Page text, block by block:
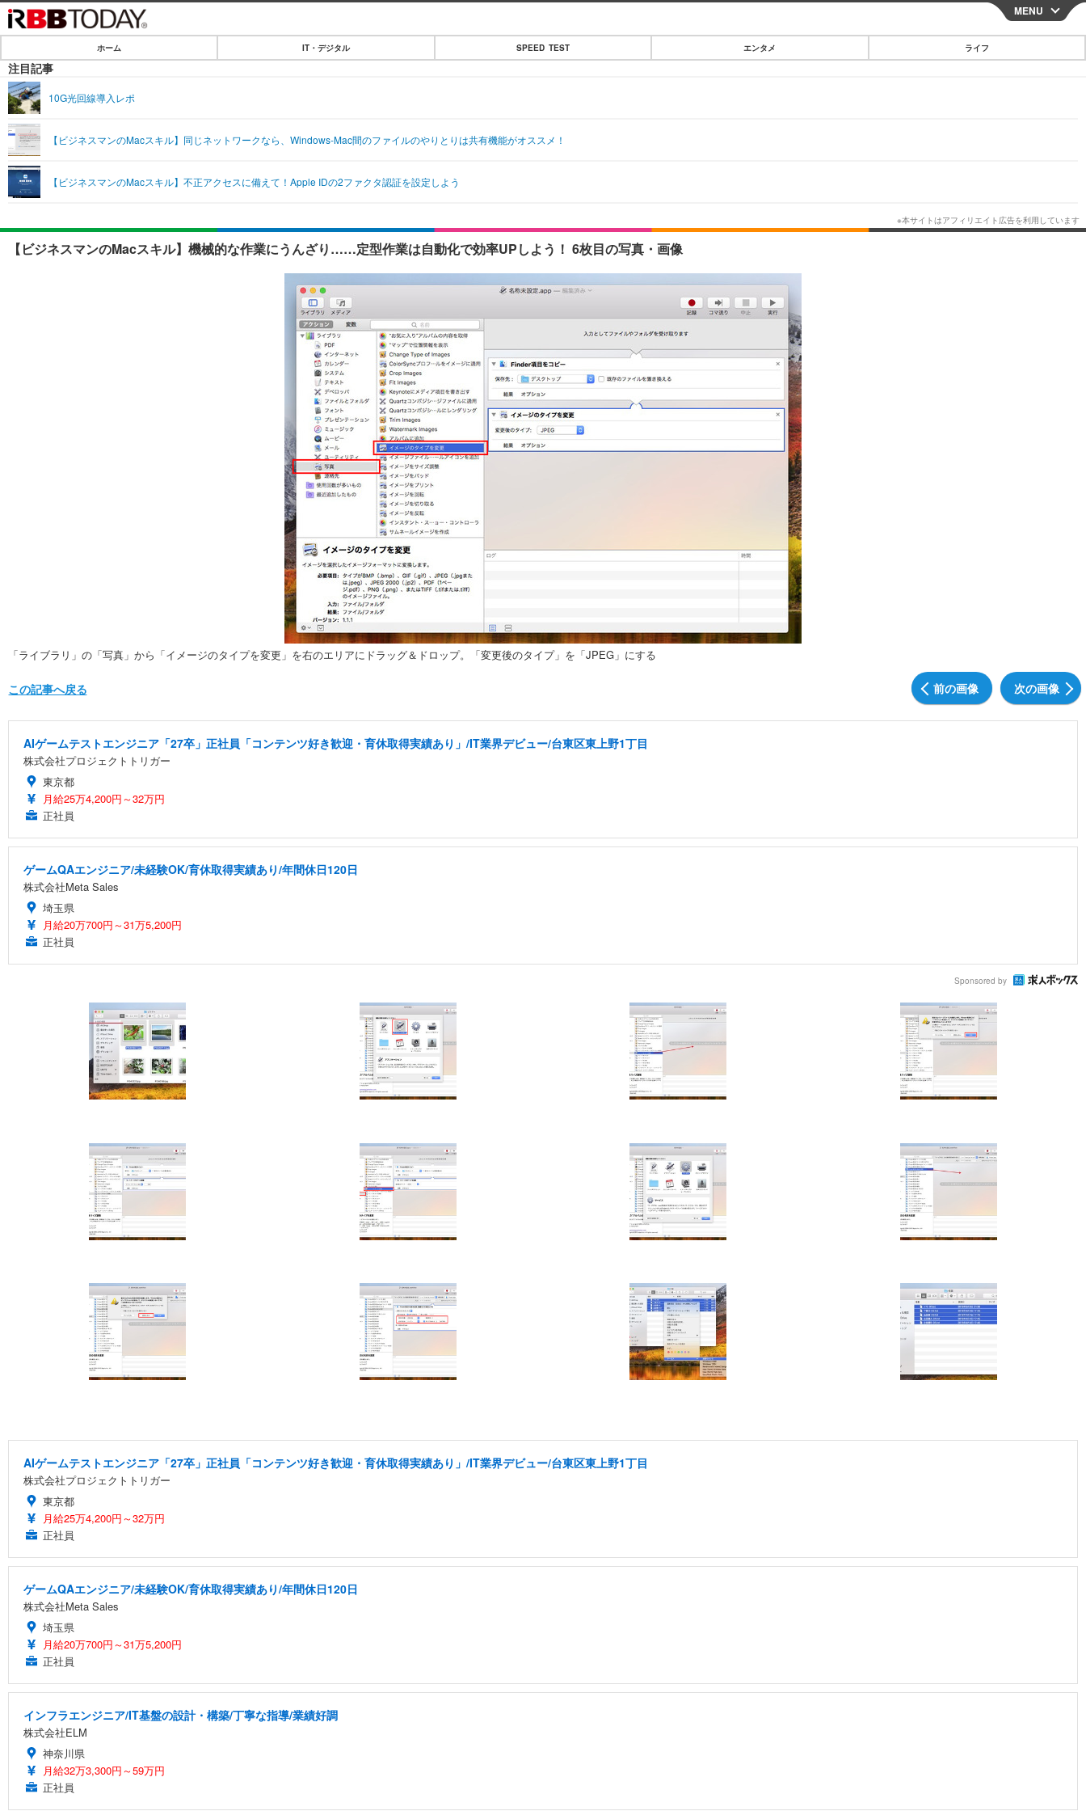
CLOSE
IT・デジタル
ショッピング
SPEED TEST
エンタメ
エンタメTOP
音楽
ショッピング その他
ライフ
ライフTOP グルメ
ペット
リリース一覧
MENU
ホーム IT・デジタル SPEED TEST エンタメ ライフ
注目記事
10G光回線導入レポ
【ビジネスマンのMacスキル】同じネットワークなら、Windows-Mac間のファイルのやりとりは共有機能がオススメ！
【ビジネスマンのMacスキル】不正アクセスに備えて！Apple IDの2ファクタ認証を設定しよう
【ビジネスマンのMacスキル】機械的な作業にうんざり……定型作業は自動化で効率UPしよう！ 6枚目の写真・画像
「ライブラリ」の「写真」から「イメージのタイプを変更」を右のエリアにドラッグ＆ドロップ。「変更後のタイプ」を「JPEG」にする
前の画像 次の画像
この記事へ戻る
AIゲームテストエンジニア「27卒」正社員「コンテンツ好き歓迎・育休取得実績あり」/IT業界デビュー/台東区東上野1丁目
株式会社プロジェクトトリガー
東京都
月給25万4,200円～32万円
正社員
ゲームQAエンジニア/未経験OK/育休取得実績あり/年間休日120日
株式会社Meta Sales
埼玉県
月給20万700円～31万5,200円
正社員
Sponsored by
AIゲームテストエンジニア「27卒」正社員「コンテンツ好き歓迎・育休取得実績あり」/IT業界デビュー/台東区東上野1丁目
株式会社プロジェクトトリガー
東京都
月給25万4,200円～32万円
正社員
ゲームQAエンジニア/未経験OK/育休取得実績あり/年間休日120日
株式会社Meta Sales
埼玉県
月給20万700円～31万5,200円
正社員
インフラエンジニア/IT基盤の設計・構築/丁寧な指導/業績好調
株式会社ELM
神奈川県
月給32万3,300円～59万円
正社員